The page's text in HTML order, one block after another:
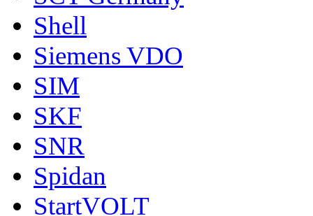
Shell
Siemens VDO
SIM
SKF
SNR
Spidan
StartVOLT